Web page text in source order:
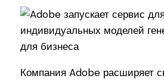
Компания Adobe расширяет